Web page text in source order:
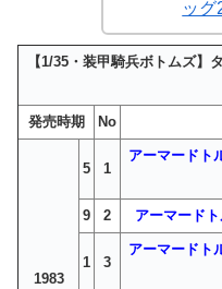
ッグ
【1/35・装甲騎兵ボトムズ】
発売時期 No
1983
5 1
アーマードト
9 2 アーマード
1 3
アーマードト